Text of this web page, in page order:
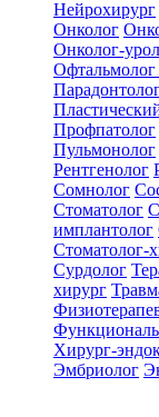
Нейрохирург
Онколог
Онколог-
Офтальмолог
Профпатолог
Пульмонолог
Рентгенолог
Сомнолог
Стоматолог
имплантолог
Стоматолог-
Сурдолог
хирург
Хирург-
Эмбриолог